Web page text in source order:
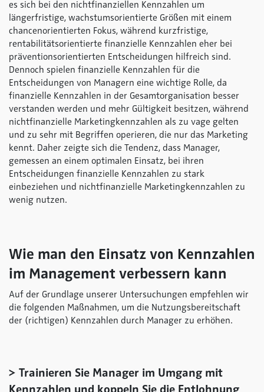
es sich bei den nichtfinanziellen Kennzahlen um
längerfristige, wachstumsorientierte Größen mit einem
chancenorientierten Fokus, während kurzfristige,
rentabilitätsorientierte finanzielle Kennzahlen eher bei
präventionsorientierten Entscheidungen hilfreich sind.
Dennoch spielen finanzielle Kennzahlen für die
Entscheidungen von Managern eine wichtige Rolle, da
finanzielle Kennzahlen in der Gesamtorganisation besser
verstanden werden und mehr Gültigkeit besitzen, während
nichtfinanzielle Marketingkennzahlen als zu vage gelten
und zu sehr mit Begriffen operieren, die nur das Marketing
kennt. Daher zeigte sich die Tendenz, dass Manager,
gemessen an einem optimalen Einsatz, bei ihren
Entscheidungen finanzielle Kennzahlen zu stark
einbeziehen und nichtfinanzielle Marketingkennzahlen zu
wenig nutzen.
Wie man den Einsatz von Kennzahlen
im Management verbessern kann
Auf der Grundlage unserer Untersuchungen empfehlen wir
die folgenden Maßnahmen, um die Nutzungsbereitschaft
der (richtigen) Kennzahlen durch Manager zu erhöhen.
> Trainieren Sie Manager im Umgang mit